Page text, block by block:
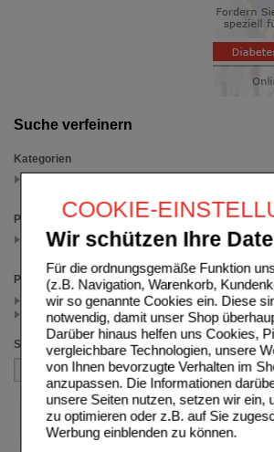
COOKIE-
Wir schützen Ihre
Für die ordnungsgemäße Funktion
(z.B. Navigation, Warenkorb,
wir so genannte Cookies ein. Diese
notwendig, damit unser Shop
Darüber hinaus helfen uns Cookies,
vergleichbare Technologien, unsere
von Ihnen bevorzugte Verhalten im
anzupassen. Die Informationen
unsere Seiten nutzen, setzen wir ein,
zu optimieren oder z.B. auf Sie
Werbung einblenden zu können.
Suche verfeinern
Kategorien
Packungsgröße
1 St
(auswahl entfernen)
Preis
< 22.00 (1)
>= 22.00 (1)
Sortieren nach